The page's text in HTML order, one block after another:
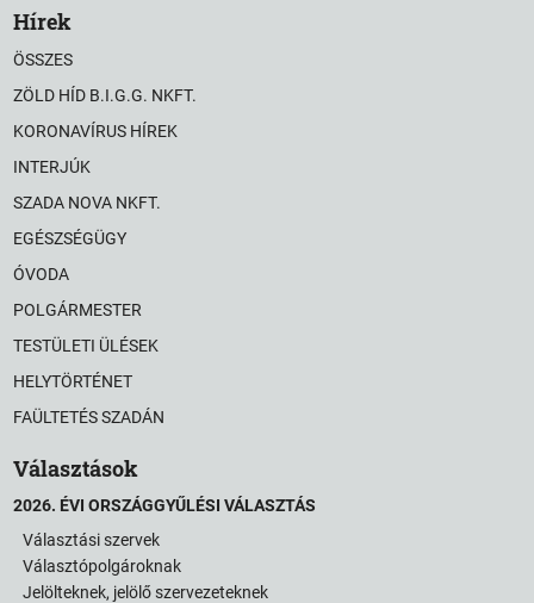
Hírek
ÖSSZES
ZÖLD HÍD B.I.G.G. NKFT.
KORONAVÍRUS HÍREK
INTERJÚK
SZADA NOVA NKFT.
EGÉSZSÉGÜGY
ÓVODA
POLGÁRMESTER
TESTÜLETI ÜLÉSEK
HELYTÖRTÉNET
FAÜLTETÉS SZADÁN
Választások
2026. ÉVI ORSZÁGGYŰLÉSI VÁLASZTÁS
Választási szervek
Választópolgároknak
Jelölteknek, jelölő szervezeteknek